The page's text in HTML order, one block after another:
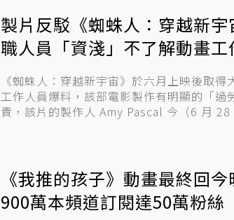
製片反駁《蜘蛛人：穿越新
職人員「資淺」不了解動畫工
《蜘蛛人：穿越新宇宙》於六月上映後取
工作人員爆料，該部電影製作有明顯的「過
責，該片的製作人 Amy Pascal 今（6 月
《我推的孩子》動畫最終回
900萬本頻道訂閱達50萬粉絲